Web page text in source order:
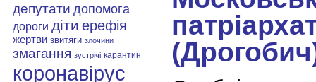
депутати допомога
дороги діти ерефія
жертви звитяги злочини
змагання зустрічі карантин
коронавірус